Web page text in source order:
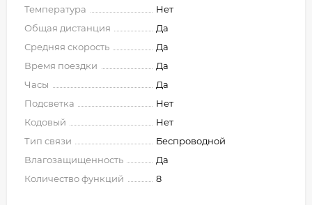
Температура
Нет
Общая дистанция
Да
Средняя скорость
Да
Время поездки
Да
Часы
Да
Подсветка
Нет
Кодовый
Нет
Тип связи
Беспроводной
Влагозащищенность
Да
Количество функций
8